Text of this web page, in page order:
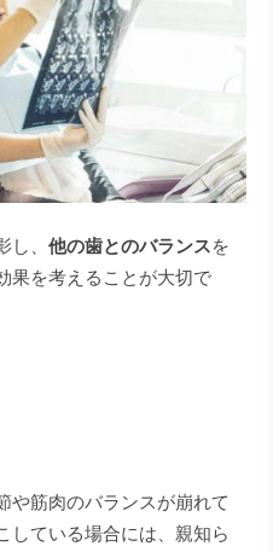
し、他の歯とのバランスを
果を考えることが大切で
や筋肉のバランスが崩れて
している場合には、親知ら